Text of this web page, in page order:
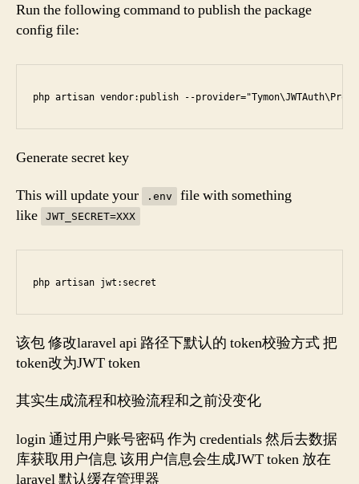
Run the following command to publish the package
config file:
Generate secret key
This will update your .env
file with something
like
JWT_SECRET=XXX
该包 修改laravel api 路径下默认的 token校验方式 把
token改为JWT token
其实生成流程和校验流程和之前没变化
login 通过用户账号密码 作为 credentials 然后去数据
库获取用户信息 该用户信息会生成JWT token 放在
laravel 默认缓存管理器